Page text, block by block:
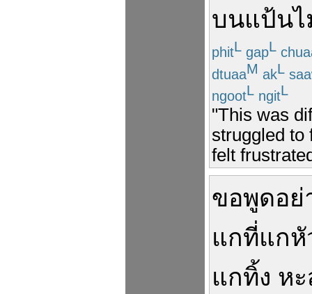
บนแป้น
phitL gapL
dtuaaM akL
ngootL ngitL
"This was
struggled to
felt
ขอพูดอย่
แกที่แกหั
แกทิ้ง หะ